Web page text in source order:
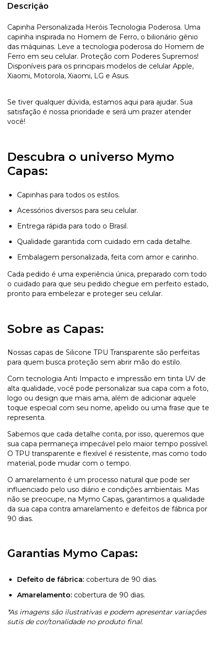
Descrição
Capinha Personalizada Heróis Tecnologia Poderosa. Uma
capinha inspirada no Homem de Ferro, o bilionário gênio
das máquinas. Leve a tecnologia poderosa do Homem de
Ferro em seu celular. Proteção com Poderes Supremos!
Disponíveis para os principais modelos de celular Apple,
Xiaomi, Motorola, Xiaomi, LG e Asus.
Se tiver qualquer dúvida, estamos aqui para ajudar. Sua
satisfação é nossa prioridade e será um prazer atender
você!
Descubra o universo Mymo
Capas:
Capinhas para todos os estilos.
Acessórios diversos para seu celular.
Entrega rápida para todo o Brasil.
Qualidade garantida com cuidado em cada detalhe.
Embalagem personalizada, feita com amor e carinho.
Cada pedido é uma experiência única, preparado com todo
o cuidado para que seu pedido chegue em perfeito estado,
pronto para embelezar e proteger seu celular.
Sobre as Capas:
Nossas capas de Silicone TPU Transparente são perfeitas
para quem busca proteção sem abrir mão do estilo.
Com tecnologia Anti Impacto e impressão em tinta UV de
alta qualidade, você pode personalizar sua capa com a foto,
logo ou design que mais ama, além de adicionar aquele
toque especial com seu nome, apelido ou uma frase que te
representa.
Sabemos que cada detalhe conta, por isso, queremos que
sua capa permaneça impecável pelo maior tempo possível.
O TPU transparente e flexível é resistente, mas como todo
material, pode mudar com o tempo.
O amarelamento é um processo natural que pode ser
influenciado pelo uso diário e condições ambientais. Mas
não se preocupe, na Mymo Capas, garantimos a qualidade
da sua capa contra amarelamento e defeitos de fábrica por
90 dias.
Garantias Mymo Capas:
Defeito de fábrica: cobertura de 90 dias.
Amarelamento: cobertura de 90 dias.
*As imagens são ilustrativas e podem apresentar variações
sutis de cor/tonalidade no produto final.